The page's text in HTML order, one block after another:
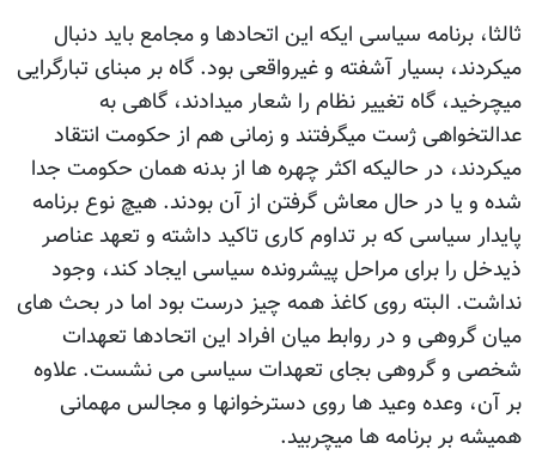
ثالثا، برنامه سیاسی ایکه این اتحادها و مجامع باید دنبال
میکردند، بسیار آشفته و غیرواقعی بود. گاه بر مبنای تبارگرایی
میچرخید، گاه تغییر نظام را شعار میدادند، گاهی به
عدالتخواهی ژست میگرفتند و زمانی هم از حکومت انتقاد
میکردند، در حالیکه اکثر چهره ها از بدنه همان حکومت جدا
شده و یا در حال معاش گرفتن از آن بودند. هیچ نوع برنامه
پایدار سیاسی که بر تداوم کاری تاکید داشته و تعهد عناصر
ذیدخل را برای مراحل پیشرونده سیاسی ایجاد کند، وجود
نداشت. البته روی کاغذ همه چیز درست بود اما در بحث های
میان گروهی و در روابط میان افراد این اتحادها تعهدات
شخصی و گروهی بجای تعهدات سیاسی می نشست. علاوه
بر آن، وعده وعید ها روی دسترخوانها و مجالس مهمانی
همیشه بر برنامه ها میچربید.